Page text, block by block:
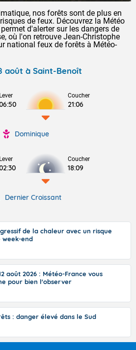
nos forêts sont de plus en
de feux. Découvrez la Météo
d'alerter sur les dangers de
où l'on retrouve Jean-Christophe
national feux de forêts à Météo-
août à Saint-Benoît
Lever Coucher
21:06
Dominique
Lever Coucher
18:09
Dernier Croissant
de la chaleur avec un risque
week-end
août 2026 : Météo-France vous
pour bien l'observer
: danger élevé dans le Sud